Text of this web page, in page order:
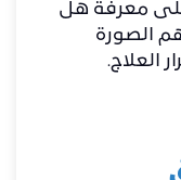
معرفة هل
الصورة
العلاج.